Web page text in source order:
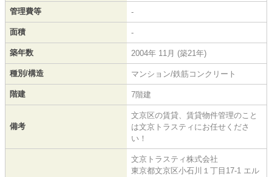
管理費等 -
面積 -
築年数 2004年 11月 (築21年)
種別/構造 マンション/鉄筋コンクリート
階建 7階建
備考
文京区の賃貸、賃貸物件管理のこと
は文京トラスティにお任せくださ
い！
文京トラスティ株式会社
東京都文京区小石川１丁目17-1 エル